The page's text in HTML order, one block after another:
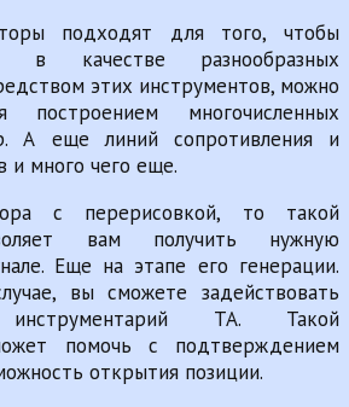
подходят для того, чтобы
в качестве разнообразных
этих инструментов, можно
построением многочисленных
А еще линий сопротивления и
и много чего еще.
с перерисовкой, то такой
вам получить нужную
Еще на этапе его генерации.
вы сможете задействовать
инструментарий ТА. Такой
помочь с подтверждением
открытия позиции.